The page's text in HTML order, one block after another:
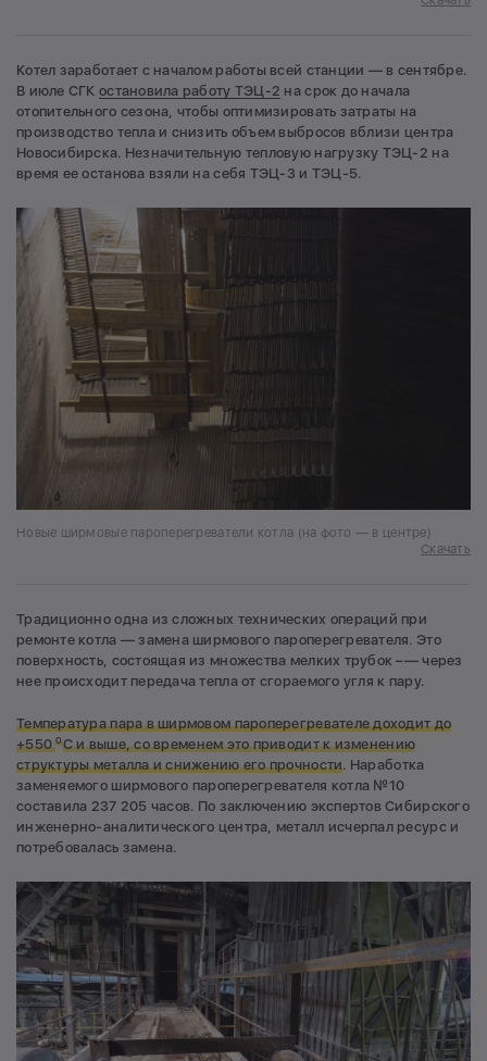
Котел заработает с началом работы всей станции — в сентябре.
В июле СГК остановила работу ТЭЦ-2 на срок до начала
отопительного сезона, чтобы оптимизировать затраты на
производство тепла и снизить объем выбросов вблизи центра
Новосибирска. Незначительную тепловую нагрузку ТЭЦ-2 на
время ее останова взяли на себя ТЭЦ-3 и ТЭЦ-5.
Новые ширмовые пароперегреватели котла (на фото — в центре)
Скачать
Традиционно одна из сложных технических операций при
ремонте котла — замена ширмового пароперегревателя. Это
поверхность, состоящая из множества мелких трубок –— через
нее происходит передача тепла от сгораемого угля к пару.
Температура пара в ширмовом пароперегревателе доходит до
+550оС и выше, со временем это приводит к изменению
структуры металла и снижению его прочности. Наработка
заменяемого ширмового пароперегревателя котла №10
составила 237 205 часов. По заключению экспертов Сибирского
инженерно-аналитического центра, металл исчерпал ресурс и
потребовалась замена.